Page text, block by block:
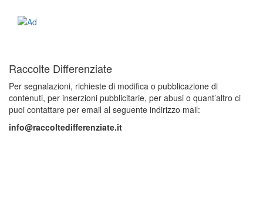
Raccolte Differenziate
Per segnalazioni, richieste di modifica o pubblicazione di
contenuti, per inserzioni pubblicitarie, per abusi o quant’altro ci
puoi contattare per email al seguente indirizzo mail:
info@raccoltedifferenziate.it